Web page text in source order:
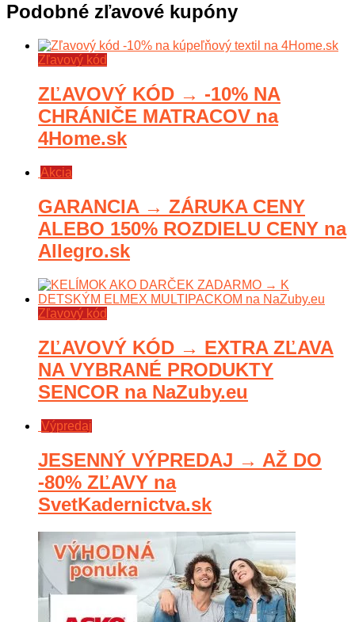
Podobné zľavové kupóny
Zľavový kód
ZĽAVOVÝ KÓD → -10% NA
CHRÁNIČE MATRACOV na
4Home.sk
Akcia
GARANCIA → ZÁRUKA CENY
ALEBO 150% ROZDIELU CENY na
Allegro.sk
Zľavový kód
ZĽAVOVÝ KÓD → EXTRA ZĽAVA
NA VYBRANÉ PRODUKTY
SENCOR na NaZuby.eu
Výpredaj
JESENNÝ VÝPREDAJ → AŽ DO
-80% ZĽAVY na
SvetKadernictva.sk